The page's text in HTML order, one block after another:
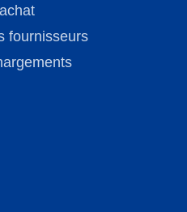
fournisseurs